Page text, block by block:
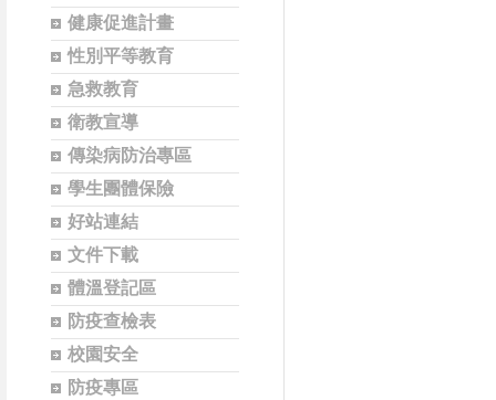
健康促進計畫
性別平等教育
急救教育
衛教宣導
傳染病防治專區
學生團體保險
好站連結
文件下載
體溫登記區
防疫查檢表
校園安全
防疫專區